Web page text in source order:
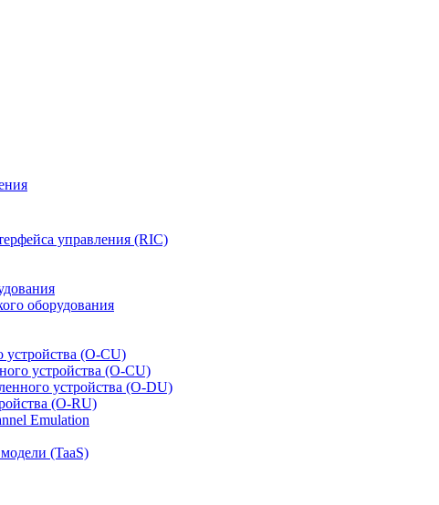
управления (RIC)
оборудования
устройства (O-CU)
устройства (O-CU)
устройства (O-DU)
(O-RU)
Emulation
(TaaS)